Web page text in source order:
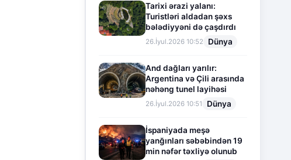
Tarixi ərazi yalanı:
Turistləri aldadan şəxs
bələdiyyəni də çaşdırdı
26.İyul.2026 10:52 Dünya
And dağları yarılır:
Argentina və Çili arasında
nəhəng tunel layihəsi
26.İyul.2026 10:51 Dünya
İspaniyada meşə
yanğınları səbəbindən 19
min nəfər təxliyə olunub